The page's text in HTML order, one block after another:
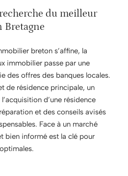
du meilleur
Bretagne
breton s’affine, la
immobilier passe par une
des offres des banques locales.
de résidence principale, un
d’une résidence
et des conseils avisés
Face à un marché
bien informé est la clé pour